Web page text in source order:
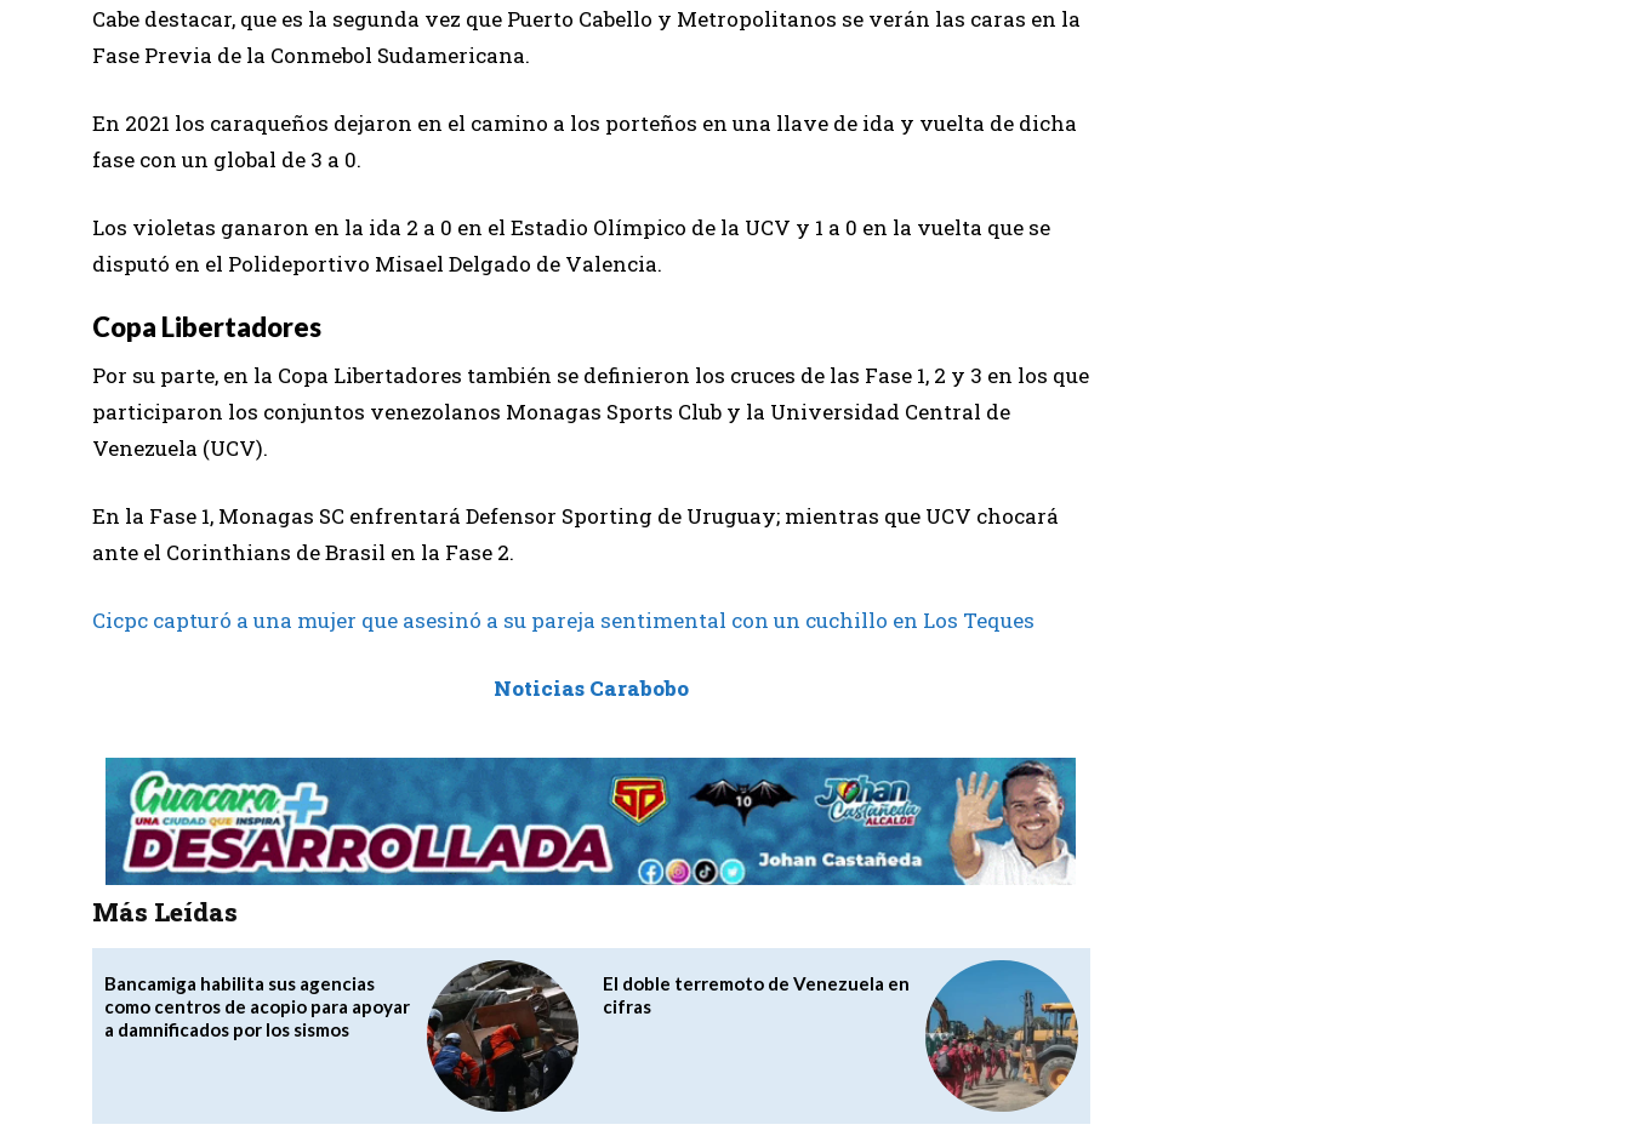
Cabe destacar, que es la segunda vez que Puerto Cabello y Metropolitanos se verán las caras en la
Fase Previa de la Conmebol Sudamericana.
En 2021 los caraqueños dejaron en el camino a los porteños en una llave de ida y vuelta de dicha
fase con un global de 3 a 0.
Los violetas ganaron en la ida 2 a 0 en el Estadio Olímpico de la UCV y 1 a 0 en la vuelta que se
disputó en el Polideportivo Misael Delgado de Valencia.
Copa Libertadores
Por su parte, en la Copa Libertadores también se definieron los cruces de las Fase 1, 2 y 3 en los que
participaron los conjuntos venezolanos Monagas Sports Club y la Universidad Central de
Venezuela (UCV).
En la Fase 1, Monagas SC enfrentará Defensor Sporting de Uruguay; mientras que UCV chocará
ante el Corinthians de Brasil en la Fase 2.
Cicpc capturó a una mujer que asesinó a su pareja sentimental con un cuchillo en Los Teques
Noticias Carabobo
Más Leídas
Bancamiga habilita sus agencias
como centros de acopio para apoyar
a damnificados por los sismos
El doble terremoto de Venezuela en
cifras